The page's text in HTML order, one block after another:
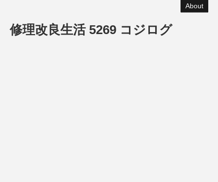
About
修理改良生活 5269 コジログ